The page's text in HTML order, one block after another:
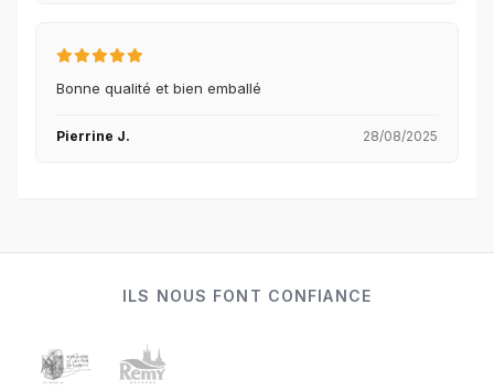
Bonne qualité et bien emballé
Pierrine J. 28/08/2025
ILS NOUS FONT CONFIANCE